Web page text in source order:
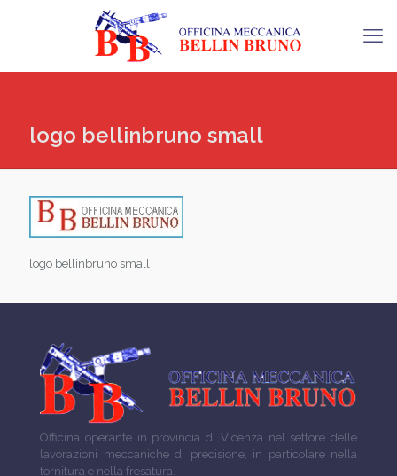
logo bellinbruno small
logo bellinbruno small
Officina operante in provincia di Vicenza nel settore delle
lavorazioni meccaniche di precisione, in particolare nella
tornitura e nella fresatura.